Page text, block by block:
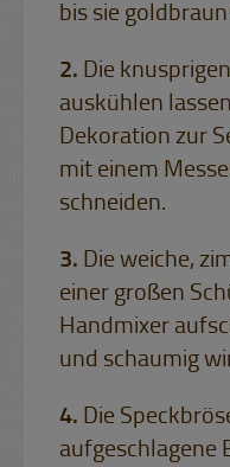
bis sie
Die
auskühlen
Dekoration zur
mit einem
schneiden.
Die weiche,
einer großen
Handmixer
und schaumig
Die
aufgeschlagene